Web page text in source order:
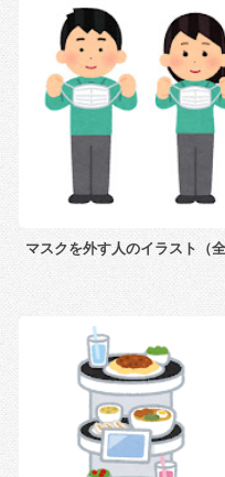
マスクを外す人のイラスト（全